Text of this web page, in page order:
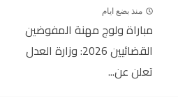
منذ بضع ايام
مباراة ولوج مهنة المفوضين
القضائيين 2026: وزارة العدل
تعلن عن...